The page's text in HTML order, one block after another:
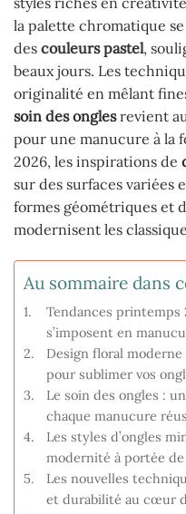
la palette chromatique
des couleurs pastel,
beaux jours. Les
originalité en mêlant
soin des onglesrevient
pour une manucure à la
2026, les inspirations de
sur des surfaces variées
formes géométriques et
modernisent les
Au sommaire dans
Tendances printemps
s’imposent en
Design floral
pour sublimer vos
Le soin des ongles :
chaque manucure
Les styles d’ongles
modernité à portée
Les nouvelles
et durabilité au cœur